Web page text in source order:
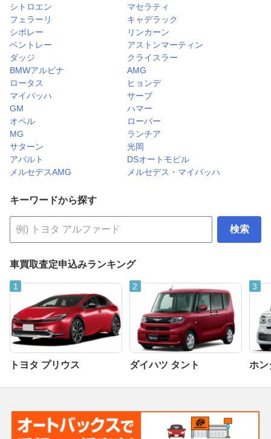
シトロエン
マセラティ
フェラーリ
キャデラック
シボレー
リンカーン
ベントレー
アストンマーティン
ダッジ
クライスラー
BMWアルピナ
AMG
ロータス
ヒョンデ
マイバッハ
サーブ
GM
ハマー
オペル
ローバー
MG
ランチア
サターン
光岡
アバルト
DSオートモビル
メルセデスAMG
メルセデス・マイバッハ
キーワードから探す
検索
車買取査定申込みランキング
トヨタ プリウス ダイハツ タント ホン